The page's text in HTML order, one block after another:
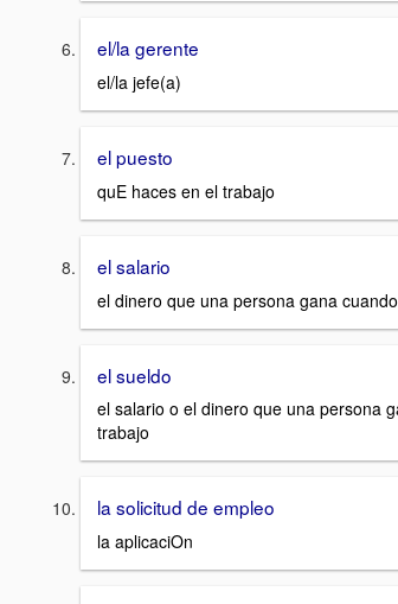
el/la gerente
el/la jefe(a)
el puesto
quE haces en el trabajo
el salario
el dinero que una persona gana
el sueldo
el salario o el dinero que una persona
trabajo
la solicitud de empleo
la aplicaciOn